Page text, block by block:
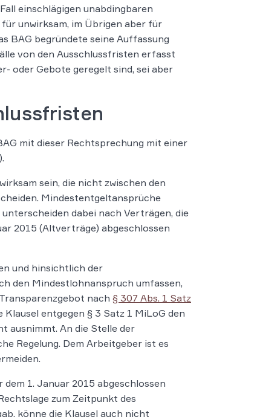
einschlägigen unabdingbaren
unwirksam, im Übrigen aber für
BAG begründete seine Auffassung
von den Ausschlussfristen erfasst
oder Gebote geregelt sind, sei aber
mit dieser Rechtsprechung mit einer
).
sein, die nicht zwischen den
Mindestentgeltansprüche
dabei nach Verträgen, die
2015 (Altverträge) abgeschlossen
und hinsichtlich der
den Mindestlohnanspruch umfassen,
nach § 307 Abs. 1 Satz
entgegen § 3 Satz 1 MiLoG den
ausnimmt. An die Stelle der
Regelung. Dem Arbeitgeber ist es
1. Januar 2015 abgeschlossen
zum Zeitpunkt des
könne die Klausel auch nicht